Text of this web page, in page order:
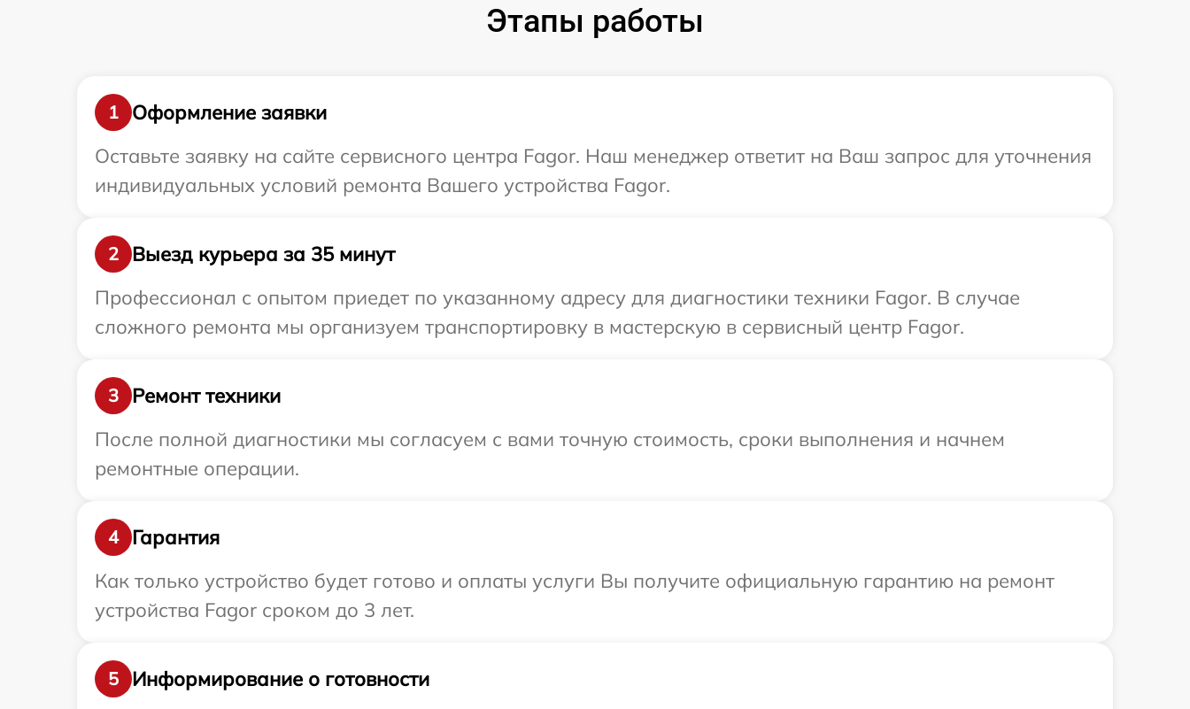
Этапы работы
1
Оформление заявки
Оставьте заявку на сайте сервисного центра Fagor. Наш менеджер ответит на Ваш запрос для уточнения
индивидуальных условий ремонта Вашего устройства Fagor.
2
Выезд курьера за 35 минут
Профессионал с опытом приедет по указанному адресу для диагностики техники Fagor. В случае
сложного ремонта мы организуем транспортировку в мастерскую в сервисный центр Fagor.
3
Ремонт техники
После полной диагностики мы согласуем с вами точную стоимость, сроки выполнения и начнем
ремонтные операции.
4
Гарантия
Как только устройство будет готово и оплаты услуги Вы получите официальную гарантию на ремонт
устройства Fagor сроком до 3 лет.
5
Информирование о готовности